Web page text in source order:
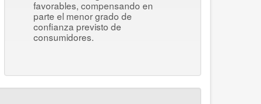
favorables, compensando en
parte el menor grado de
confianza previsto de
consumidores.